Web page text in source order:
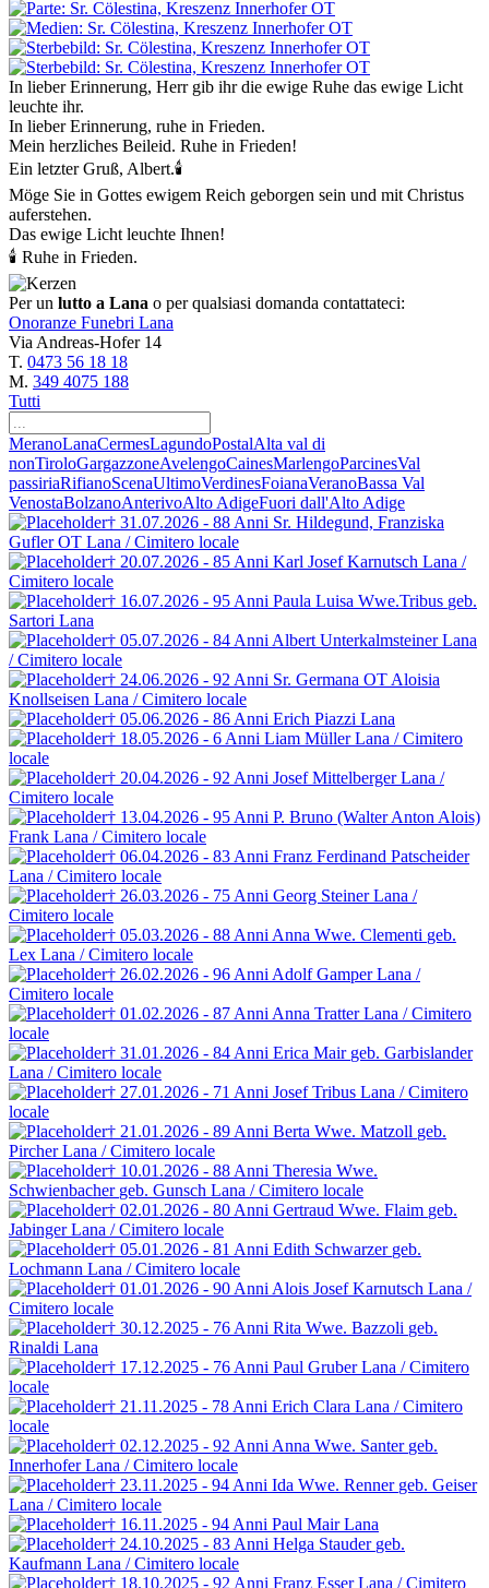
In lieber Erinnerung, Herr gib ihr die ewige Ruhe das ewige Licht
leuchte ihr.
In lieber Erinnerung, ruhe in Frieden.
Mein herzliches Beileid. Ruhe in Frieden!
Ein letzter Gruß, Albert.🕯️
Möge Sie in Gottes ewigem Reich geborgen sein und mit Christus
auferstehen.
Das ewige Licht leuchte Ihnen!
🕯 Ruhe in Frieden.
Per un lutto a Lana o per qualsiasi domanda contattateci:
Onoranze Funebri Lana
Via Andreas-Hofer 14
T. 0473 56 18 18
M. 349 4075 188
Tutti
MeranoLanaCermesLagundoPostalAlta val di
nonTiroloGargazzoneAvelengoCainesMarlengoParcinesVal
passiriaRifianoScenaUltimoVerdinesFoianaVeranoBassa Val
VenostaBolzanoAnterivoAlto AdigeFuori dall'Alto Adige
† 31.07.2026 - 88 Anni Sr. Hildegund, Franziska
Gufler OT Lana / Cimitero locale
† 20.07.2026 - 85 Anni Karl Josef Karnutsch Lana /
Cimitero locale
† 16.07.2026 - 95 Anni Paula Luisa Wwe.Tribus geb.
Sartori Lana
† 05.07.2026 - 84 Anni Albert UnterkalmsteinerLana
/ Cimitero locale
† 24.06.2026 - 92 Anni Sr. Germana OT Aloisia
Knollseisen Lana / Cimitero locale
† 05.06.2026 - 86 Anni Erich Piazzi Lana
† 18.05.2026 - 6 Anni Liam MüllerLana / Cimitero
locale
† 20.04.2026 - 92 Anni Josef MittelbergerLana /
Cimitero locale
† 13.04.2026 - 95 Anni P. Bruno (Walter Anton Alois)
Frank Lana / Cimitero locale
† 06.04.2026 - 83 Anni Franz Ferdinand Patscheider
Lana / Cimitero locale
† 26.03.2026 - 75 Anni Georg SteinerLana /
Cimitero locale
† 05.03.2026 - 88 Anni Anna Wwe. Clementi geb.
Lex Lana / Cimitero locale
† 26.02.2026 - 96 Anni Adolf GamperLana /
Cimitero locale
† 01.02.2026 - 87 Anni Anna TratterLana / Cimitero
locale
† 31.01.2026 - 84 Anni Erica Mair geb. Garbislander
Lana / Cimitero locale
† 27.01.2026 - 71 Anni Josef Tribus Lana / Cimitero
locale
† 21.01.2026 - 89 Anni Berta Wwe. Matzoll geb.
PircherLana / Cimitero locale
† 10.01.2026 - 88 Anni Theresia Wwe.
Schwienbacher geb. Gunsch Lana / Cimitero locale
† 02.01.2026 - 80 Anni Gertraud Wwe. Flaim geb.
JabingerLana / Cimitero locale
† 05.01.2026 - 81 Anni Edith Schwarzer geb.
Lochmann Lana / Cimitero locale
† 01.01.2026 - 90 Anni Alois Josef Karnutsch Lana /
Cimitero locale
† 30.12.2025 - 76 Anni Rita Wwe. Bazzoli geb.
Rinaldi Lana
† 17.12.2025 - 76 Anni Paul GruberLana / Cimitero
locale
† 21.11.2025 - 78 Anni Erich Clara Lana / Cimitero
locale
† 02.12.2025 - 92 Anni Anna Wwe. Santer geb.
InnerhoferLana / Cimitero locale
† 23.11.2025 - 94 Anni Ida Wwe. Renner geb. Geiser
Lana / Cimitero locale
† 16.11.2025 - 94 Anni Paul MairLana
† 24.10.2025 - 83 Anni Helga Stauder geb.
Kaufmann Lana / Cimitero locale
† 18.10.2025 - 92 Anni Franz EsserLana / Cimitero